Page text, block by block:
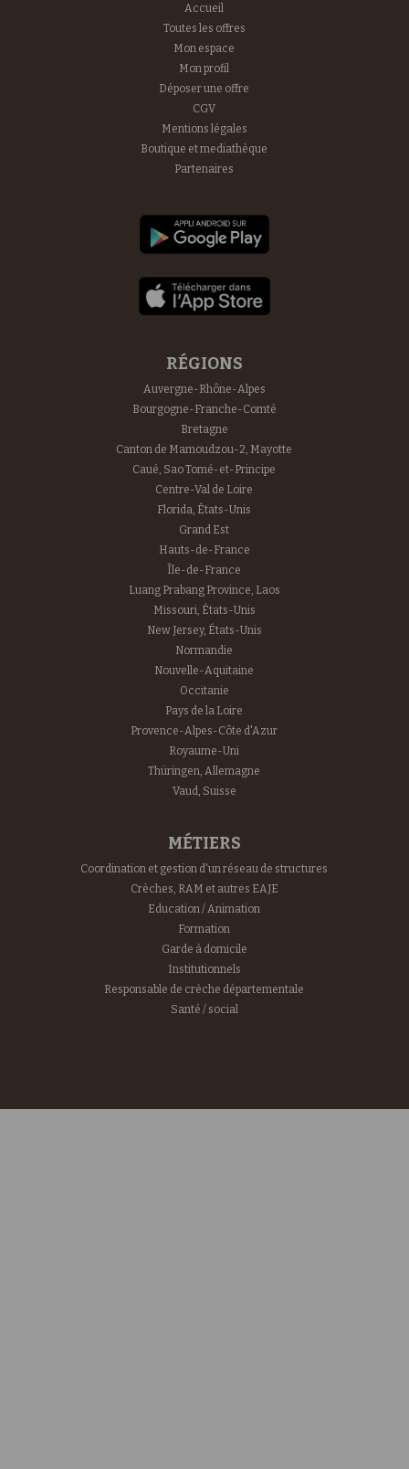
Accueil
Toutes les offres
Mon espace
Mon profil
Déposer une offre
CGV
Mentions légales
Boutique et mediathèque
Partenaires
RÉGIONS
Auvergne-Rhône-Alpes
Bourgogne-Franche-Comté
Bretagne
Canton de Mamoudzou-2, Mayotte
Caué, Sao Tomé-et-Principe
Centre-Val de Loire
Florida, États-Unis
Grand Est
Hauts-de-France
Île-de-France
Luang Prabang Province, Laos
Missouri, États-Unis
New Jersey, États-Unis
Normandie
Nouvelle-Aquitaine
Occitanie
Pays de la Loire
Provence-Alpes-Côte d'Azur
Royaume-Uni
Thüringen, Allemagne
Vaud, Suisse
MÉTIERS
Coordination et gestion d'un réseau de structures
Crèches, RAM et autres EAJE
Education / Animation
Formation
Garde à domicile
Institutionnels
Responsable de crèche départementale
Santé / social